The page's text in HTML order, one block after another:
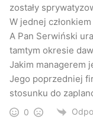
zostały
W jednej
A Pan Serwiński
tamtym okresie
Jakim managerem
Jego poprzedniej
stosunku do
0